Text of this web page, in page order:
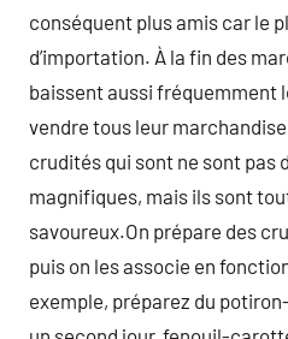
conséquent plus amis car le
d’importation. À la fin des
baissent aussi fréquemment
vendre tous leur
crudités qui sont ne sont pas
magnifiques, mais ils sont
savoureux.On prépare des
puis on les associe en
exemple, préparez du